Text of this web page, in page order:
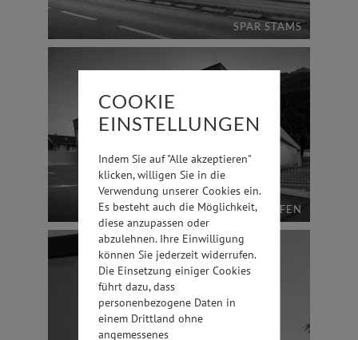
SPAR STAMS
SPAR PFAFFENHOFEN
COOKIE
EINSTELLUNGEN
Indem Sie auf "Alle akzeptieren"
klicken, willigen Sie in die
Verwendung unserer Cookies ein.
Es besteht auch die Möglichkeit,
diese anzupassen oder
abzulehnen. Ihre Einwilligung
können Sie jederzeit widerrufen.
Die Einsetzung einiger Cookies
führt dazu, dass
personenbezogene Daten in
einem Drittland ohne
angemessenes